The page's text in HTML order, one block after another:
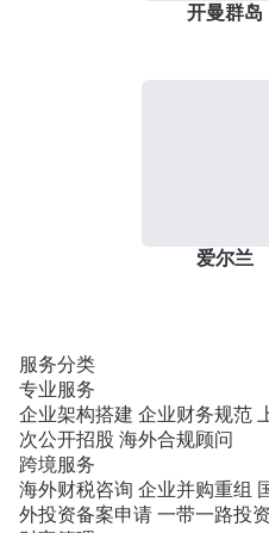
开曼群岛
爱尔兰
服务分类
专业服务
企业架构搭建 企业财务规范
次公开招股 海外合规顾问
跨境服务
海外财税咨询 企业并购重组
外投资备案申请 一带一路投